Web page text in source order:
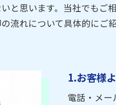
と思います。当社でもご
流れについて具体的にご紹
1.お客様
電話・メー